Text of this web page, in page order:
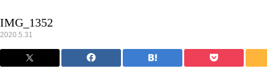
IMG_1352
2020.5.31